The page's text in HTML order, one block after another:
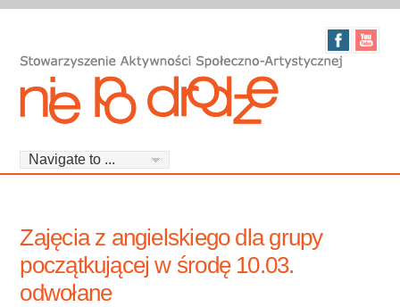
Zajęcia z angielskiego dla grupy
początkującej w środę 10.03.
odwołane